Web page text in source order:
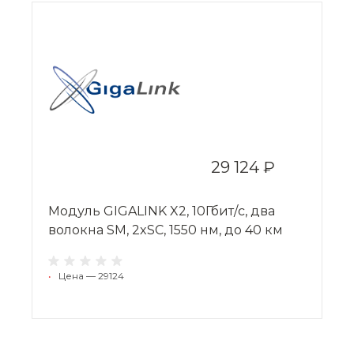
29 124 ₽
Модуль GIGALINK X2, 10Гбит/c, два
волокна SM, 2xSC, 1550 нм, до 40 км
• Цена — 29124